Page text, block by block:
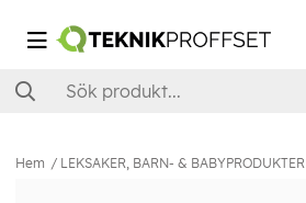
Hem LEKSAKER, BARN- & BABYPRODUKTER